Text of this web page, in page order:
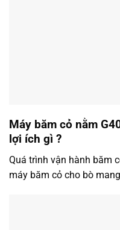
Máy băm cỏ nằm
lợi ích gì ?
Quá trình vận hành băm
máy băm cỏ cho bò